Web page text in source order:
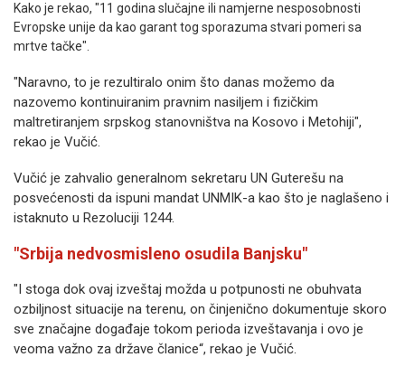
Kako je rekao, "11 godina slučajne ili namjerne nesposobnosti
Evropske unije da kao garant tog sporazuma stvari pomeri sa
mrtve tačke".
"Naravno, to je rezultiralo onim što danas možemo da
nazovemo kontinuiranim pravnim nasiljem i fizičkim
maltretiranjem srpskog stanovništva na Kosovo i Metohiji",
rekao je Vučić.
Vučić je zahvalio generalnom sekretaru UN Guterešu na
posvećenosti da ispuni mandat UNMIK-a kao što je naglašeno i
istaknuto u Rezoluciji 1244.
"Srbija nedvosmisleno osudila Banjsku"
"I stoga dok ovaj izveštaj možda u potpunosti ne obuhvata
ozbiljnost situacije na terenu, on činjenično dokumentuje skoro
sve značajne događaje tokom perioda izveštavanja i ovo je
veoma važno za države članice“, rekao je Vučić.